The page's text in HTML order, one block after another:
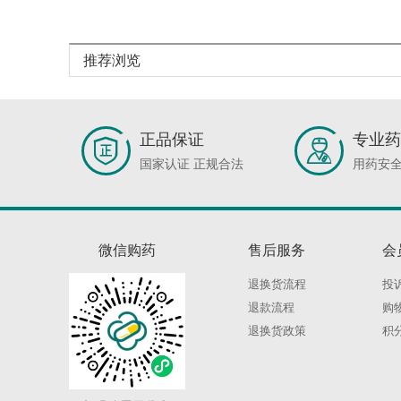
推荐浏览
正品保证
国家认证 正规合法
专业
用药安
微信购药 售后服务
退换货流程
退款流程
退换货政策
会
投
购
积